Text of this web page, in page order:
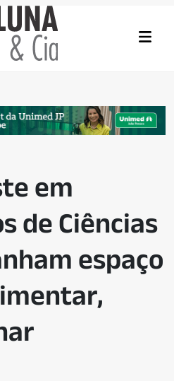
em
de Ciências
espaço